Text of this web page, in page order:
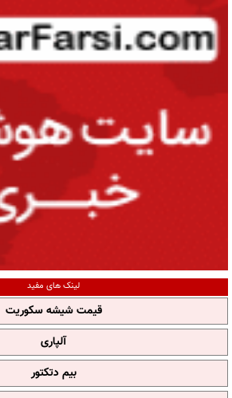
لینک های مفید
قیمت شیشه سکوریت
آلپاری
بیم دتکتور